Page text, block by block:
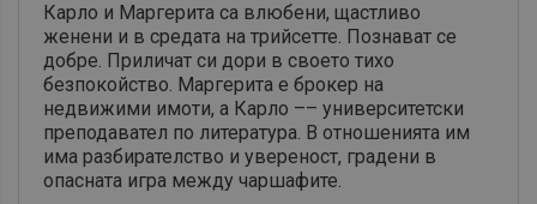
Карло и Маргерита са влюбени, щастливо
женени и в средата на трийсетте. Познават се
добре. Приличат си дори в своето тихо
безпокойство. Маргерита е брокер на
недвижими имоти, а Карло –– университетски
преподавател по литература. В отношенията им
има разбирателство и увереност, градени в
опасната игра между чаршафите.